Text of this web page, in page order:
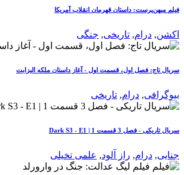
فیلم میهن‌پرست: داستان قهرمان انقلاب آمریکا
اکشن, درام, تاریخی, جنگی
سریال تاج: فصل اول، قسمت اول - آغاز داستان ملکه الیزابت
بیوگرافی, درام, تاریخی
سریال تاریکی - فصل 3 قسمت 1 | Dark S3 - E1
جنایی, درام, راز آلود, علمی تخیلی